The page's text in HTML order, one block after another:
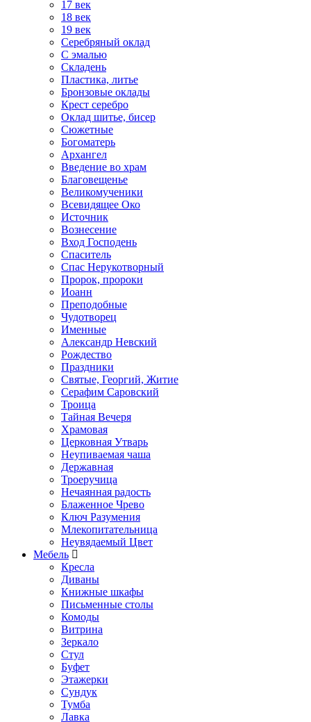
17 век
18 век
19 век
Серебряный оклад
С эмалью
Складень
Пластика, литье
Бронзовые оклады
Крест серебро
Оклад шитье, бисер
Сюжетные
Богоматерь
Архангел
Введение во храм
Благовещенье
Великомученики
Всевидящее Око
Источник
Вознесение
Вход Господень
Спаситель
Спас Нерукотворный
Пророк, пророки
Иоанн
Преподобные
Чудотворец
Именные
Александр Невский
Рождество
Праздники
Святые, Георгий, Житие
Серафим Саровский
Троица
Тайная Вечеря
Храмовая
Церковная Утварь
Неупиваемая чаша
Державная
Троеручица
Нечаянная радость
Блаженное Чрево
Ключ Разумения
Млекопитательница
Неувядаемый Цвет
Мебель
Кресла
Диваны
Книжные шкафы
Письменные столы
Комоды
Витрина
Зеркало
Стул
Буфет
Этажерки
Сундук
Тумба
Лавка